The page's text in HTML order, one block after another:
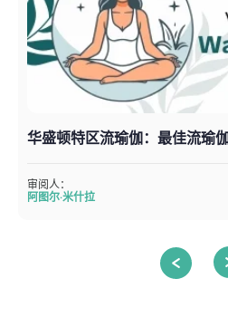
华盛顿特区流瑜伽：最佳流瑜
审阅人：
阿图尔·米什拉